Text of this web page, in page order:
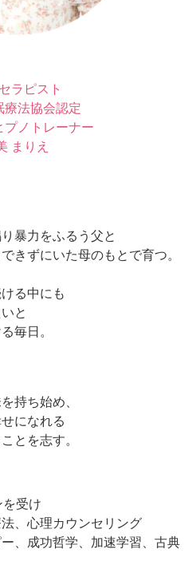
ラピスト
療法協会認定
プノトレーナー
まりえ
暴力をふるう父と
きずにいた母のもとで育つ。
る中にも
と
毎日。
持ち始め、
になれる
とを志す。
受け
、心理カウンセリング
、成功哲学、加速学習、古典